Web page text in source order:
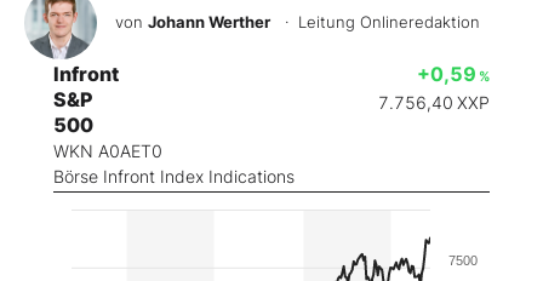
von Johann Werther · Leitung Onlineredaktion
Infront
S&P
500
WKN A0AET0
Börse Infront Index Indications
+0,59 %
7.756,40 XXP
7500